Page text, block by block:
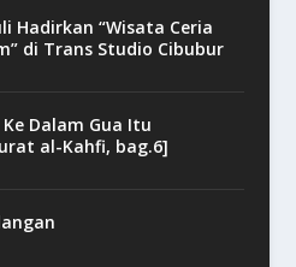
Hadirkan “Wisata Ceria
di Trans Studio Cibubur
Dalam Gua Itu
al-Kahfi, bag.6]